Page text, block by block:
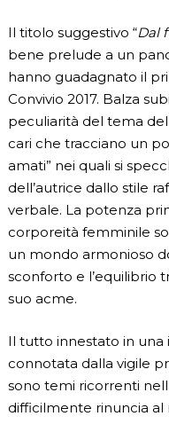
Il titolo suggestivo “Dal
bene prelude a un
hanno guadagnato il
Convivio 2017. Balza
peculiarità del tema
cari che tracciano un
amati” nei quali si
dell’autrice dallo stile
verbale. La potenza
corporeità femminile
un mondo armonioso
sconforto e l’equilibrio
suo acme.
Il tutto innestato in una
connotata dalla vigile
sono temi ricorrenti
difficilmente rinuncia al